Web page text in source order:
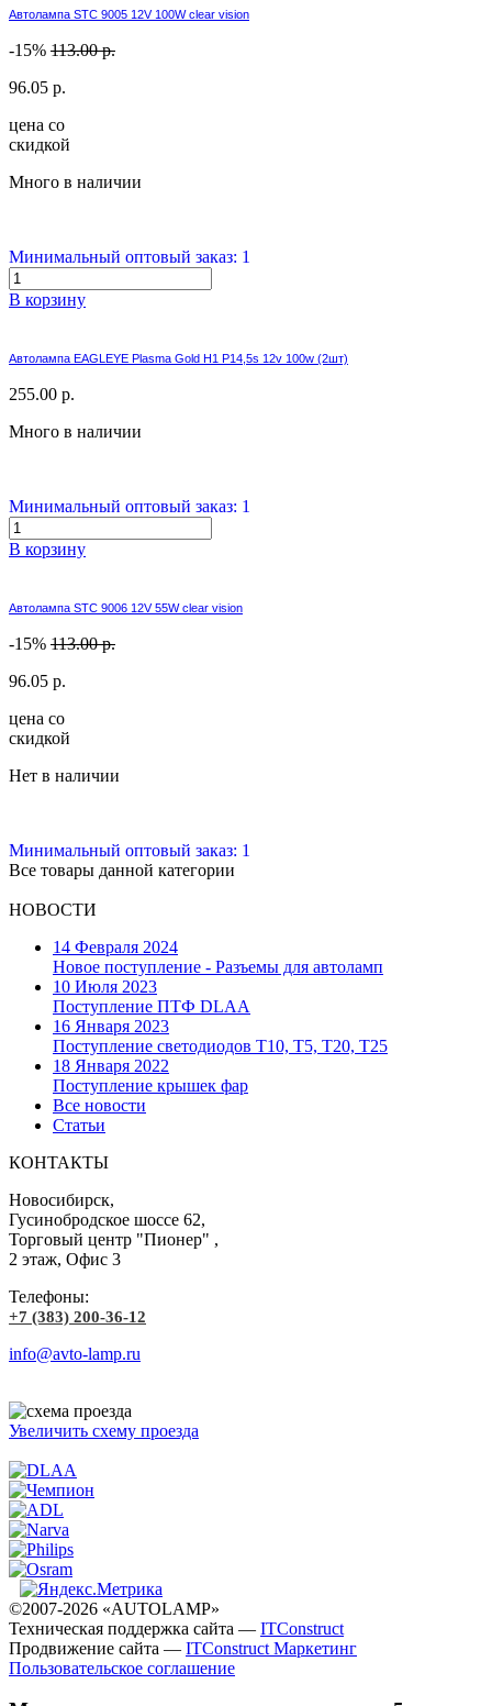
Автолампа STC 9005 12V 100W clear vision
-15% 113.00 р.
96.05 р.
цена со
скидкой
Много в наличии
Минимальный оптовый заказ: 1
В корзину
Автолампа EAGLEYE Plasma Gold H1 P14,5s 12v 100w (2шт)
255.00 р.
Много в наличии
Минимальный оптовый заказ: 1
В корзину
Автолампа STC 9006 12V 55W clear vision
-15% 113.00 р.
96.05 р.
цена со
скидкой
Нет в наличии
Минимальный оптовый заказ: 1
Все товары данной категории
НОВОСТИ
14 Февраля 2024
Новое поступление - Разъемы для автоламп
10 Июля 2023
Поступление ПТФ DLAA
16 Января 2023
Поступление светодиодов T10, T5, T20, T25
18 Января 2022
Поступление крышек фар
Все новости
Статьи
КОНТАКТЫ
Новосибирск,
Гусинобродское шоссе 62,
Торговый центр "Пионер" ,
2 этаж, Офис 3
Телефоны:
+7 (383) 200-36-12
info@avto-lamp.ru
Увеличить схему проезда
©2007-2026 «AUTOLAMP»
Техническая поддержка сайта — ITConstruct
Продвижение сайта — ITConstruct Маркетинг
Пользовательское соглашение